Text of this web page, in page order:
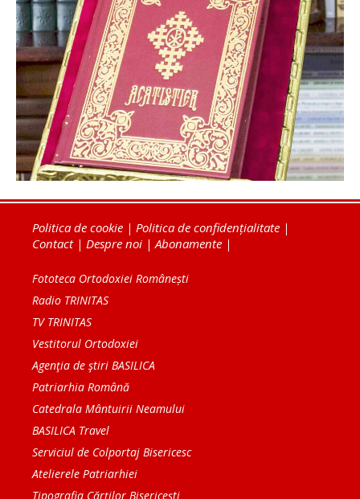
Politica de cookie | Politica de confidențialitate |
Contact| Despre noi |Abonamente |
Fototeca Ortodoxiei Românești
Radio TRINITAS
TV TRINITAS
Vestitorul Ortodoxiei
Agenţia de ştiri BASILICA
Patriarhia Română
Catedrala Mântuirii Neamului
BASILICA Travel
Serviciul de Colportaj Bisericesc
Atelierele Patriarhiei
Tipografia Cărţilor Bisericeşti